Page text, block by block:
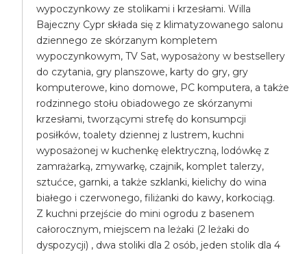
wypoczynkowy ze stolikami i krzesłami. Willa
Bajeczny Cypr składa się z klimatyzowanego salonu
dziennego ze skórzanym kompletem
wypoczynkowym, TV Sat, wyposażony w bestsellery
do czytania, gry planszowe, karty do gry, gry
komputerowe, kino domowe, PC komputera, a także
rodzinnego stołu obiadowego ze skórzanymi
krzesłami, tworzącymi strefę do konsumpcji
posiłków, toalety dziennej z lustrem, kuchni
wyposażonej w kuchenkę elektryczną, lodówkę z
zamrażarką, zmywarkę, czajnik, komplet talerzy,
sztućce, garnki, a także szklanki, kielichy do wina
białego i czerwonego, filiżanki do kawy, korkociąg.
Z kuchni przejście do mini ogrodu z basenem
całorocznym, miejscem na leżaki (2 leżaki do
dyspozycji) , dwa stoliki dla 2 osób, jeden stolik dla 4